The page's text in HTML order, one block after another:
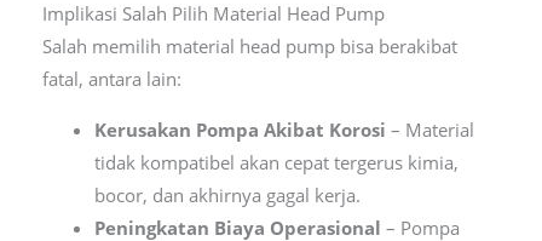
Implikasi Salah Pilih Material Head Pump
Salah memilih material head pump bisa berakibat
fatal, antara lain:
Kerusakan Pompa Akibat Korosi – Material
tidak kompatibel akan cepat tergerus kimia,
bocor, dan akhirnya gagal kerja.
Peningkatan Biaya Operasional – Pompa